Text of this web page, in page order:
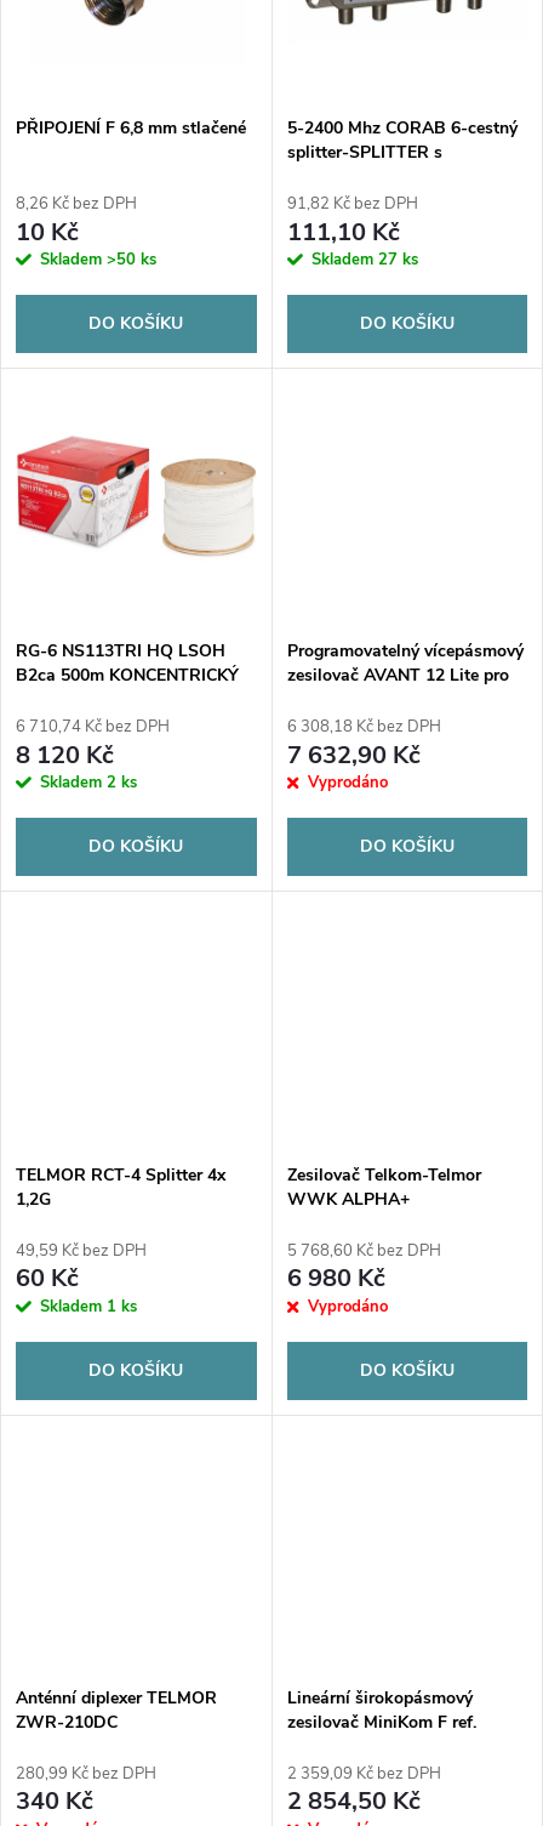
p
r
o
u
k
t
s
r
o
d
k
t
PŘIPOJENÍ F 6,8 mm stlačené
8,26 Kč bez DPH
10 Kč
Skladem >50 ks
DO KOŠÍKU
5-2400 Mhz CORAB 6-cestný
splitter-SPLITTER s
91,82 Kč bez DPH
111,10 Kč
Skladem 27 ks
DO KOŠÍKU
RG-6 NS113TRI HQ LSOH
B2ca 500m KONCENTRICKÝ
6 710,74 Kč bez DPH
8 120 Kč
Skladem 2 ks
DO KOŠÍKU
Programovatelný vícepásmový
zesilovač AVANT 12 Lite pro
6 308,18 Kč bez DPH
7 632,90 Kč
Vyprodáno
DO KOŠÍKU
TELMOR RCT-4 Splitter 4x
1,2G
49,59 Kč bez DPH
60 Kč
Skladem 1 ks
DO KOŠÍKU
Zesilovač Telkom-Telmor
WWK ALPHA+
5 768,60 Kč bez DPH
6 980 Kč
Vyprodáno
DO KOŠÍKU
Anténní diplexer TELMOR
ZWR-210DC
280,99 Kč bez DPH
340 Kč
Lineární širokopásmový
zesilovač MiniKom F ref.
2 359,09 Kč bez DPH
2 854,50 Kč